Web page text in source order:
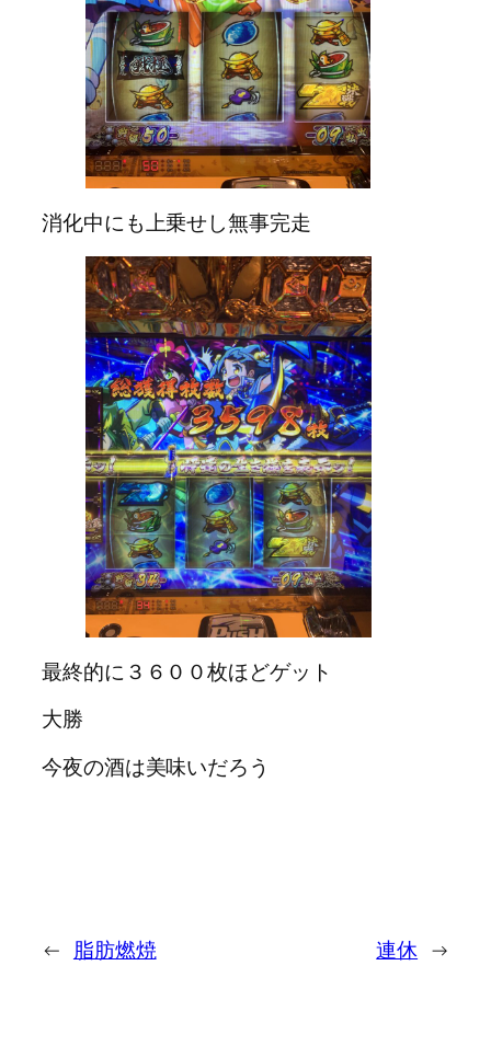
消化中にも上乗せし無事完走
最終的に３６００枚ほどゲット
大勝
今夜の酒は美味いだろう
← 脂肪燃焼 連休 →